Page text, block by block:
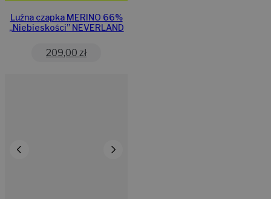
Luźna czapka MERINO 66%
„Niebieskości” NEVERLAND
209,00 zł